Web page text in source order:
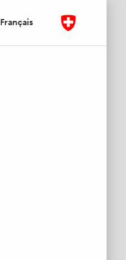
Français